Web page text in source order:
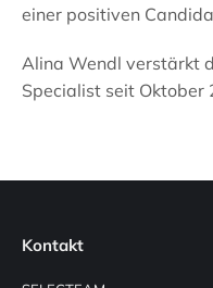
einer positiven
Alina Wendl verstärkt
Specialist seit Oktober
Kontakt